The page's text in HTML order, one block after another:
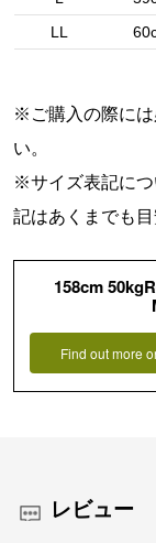
LL
※ご購入の際には
い。
※サイズ表記につ
記はあくまでも
158cm
Find out more
レビュー